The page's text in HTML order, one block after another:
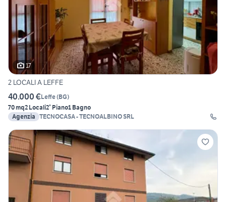
17
2 LOCALI A LEFFE
40.000 €Leffe(BG)
70 mq2 Locali2° Piano1 Bagno
Agenzia TECNOCASA - TECNOALBINO SRL